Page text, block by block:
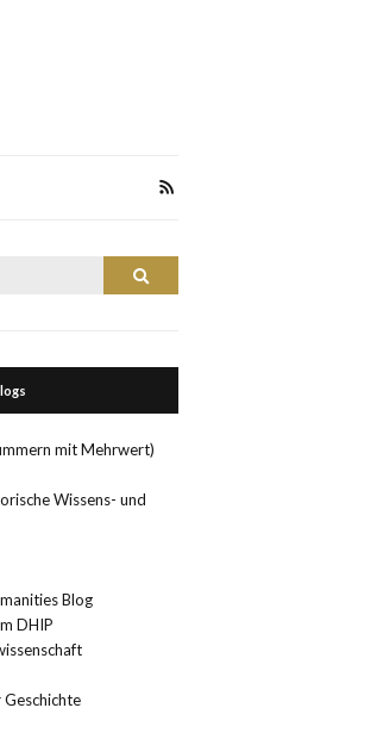
Suchen
mit Mehrwert)
Wissens- und
Blog
DHIP
Geschichte